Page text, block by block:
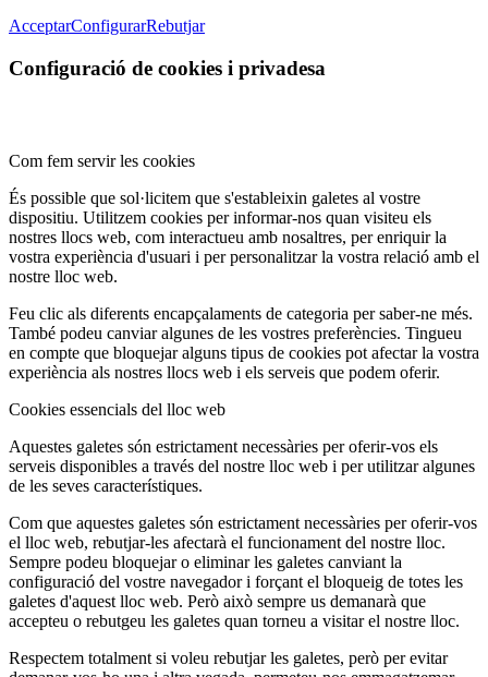
AcceptarConfigurarRebutjar
Configuració de cookies i privadesa
Com fem servir les cookies
És possible que sol·licitem que s'estableixin galetes al vostre
dispositiu. Utilitzem cookies per informar-nos quan visiteu els
nostres llocs web, com interactueu amb nosaltres, per enriquir la
vostra experiència d'usuari i per personalitzar la vostra relació amb el
nostre lloc web.
Feu clic als diferents encapçalaments de categoria per saber-ne més.
També podeu canviar algunes de les vostres preferències. Tingueu
en compte que bloquejar alguns tipus de cookies pot afectar la vostra
experiència als nostres llocs web i els serveis que podem oferir.
Cookies essencials del lloc web
Aquestes galetes són estrictament necessàries per oferir-vos els
serveis disponibles a través del nostre lloc web i per utilitzar algunes
de les seves característiques.
Com que aquestes galetes són estrictament necessàries per oferir-vos
el lloc web, rebutjar-les afectarà el funcionament del nostre lloc.
Sempre podeu bloquejar o eliminar les galetes canviant la
configuració del vostre navegador i forçant el bloqueig de totes les
galetes d'aquest lloc web. Però això sempre us demanarà que
accepteu o rebutgeu les galetes quan torneu a visitar el nostre lloc.
Respectem totalment si voleu rebutjar les galetes, però per evitar